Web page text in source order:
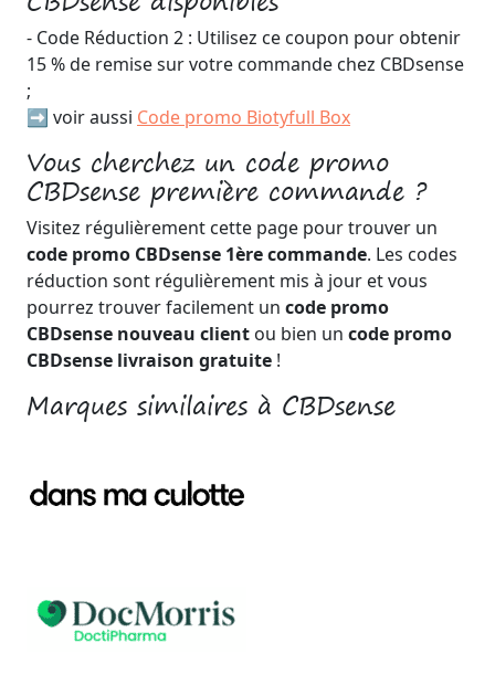
- Code Réduction 2 : Utilisez ce coupon pour obtenir
15 % de remise sur votre commande chez CBDsense
;
➡️ voir aussi Code promo Biotyfull Box
Vous cherchez un code promo
CBDsense première commande ?
Visitez régulièrement cette page pour trouver un
code promo CBDsense 1ère commande. Les codes
réduction sont régulièrement mis à jour et vous
pourrez trouver facilement un code promo
CBDsense nouveau client ou bien un code promo
CBDsense livraison gratuite !
Marques similaires à CBDsense